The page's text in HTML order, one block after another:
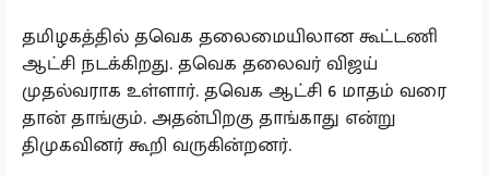
தமிழகத்தில் தவெக தலைமையிலான கூட்டணி
ஆட்சி நடக்கிறது. தவெக தலைவர் விஜய்
முதல்வராக உள்ளார். தவெக ஆட்சி 6 மாதம் வரை
தான் தாங்கும். அதன்பிறகு தாங்காது என்று
திமுகவினர் கூறி வருகின்றனர்.